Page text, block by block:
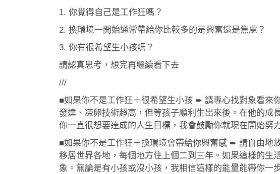
1. 你覺得自己是工作狂嗎？
2. 換環境一開始通常帶給你比較多的是興奮還是焦慮？
3. 你有很希望生小孩嗎？
請認真思考，想完再繼續看下去
///
■如果你不是工作狂＋很希望生小孩 ➨ 請專心找對象看來
發達、凍卵技術超高，但等孩子順利生出來後。在他的
你一直很想要達成的人生目標，我會鼓勵你就現在開始努
■如果你不是工作狂＋換環境會帶給你興奮感 ➨ 請自由地
移居世界各地，每個地方住上個二到三年。如果這樣的
象。無論是有小孩或沒小孩，我相信這樣的能量能帶你一